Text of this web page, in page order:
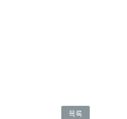
목록